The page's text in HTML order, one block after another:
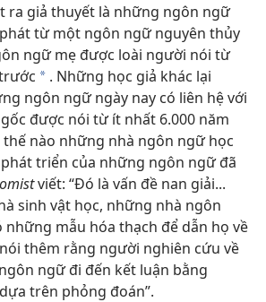
ra giả thuyết là những ngôn ngữ
từ một ngôn ngữ nguyên thủy
ngữ mẹ được loài người nói từ
* . Những học giả khác lại
ngôn ngữ ngày nay có liên hệ với
được nói từ ít nhất 6.000 năm
nào những nhà ngôn ngữ học
triển của những ngôn ngữ đã
viết: “Ðó là vấn đề nan giải...
sinh vật học, những nhà ngôn
mẫu hóa thạch để dẫn họ về
thêm rằng người nghiên cứu về
ngữ đi đến kết luận bằng
trên phỏng đoán”.